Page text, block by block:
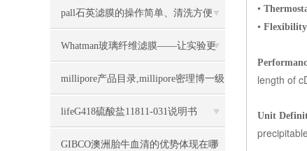
pall石英滤膜的操作简单、清洗方便
Whatman玻璃纤维滤膜——让实验更
加精确和高效
millipore产品目录,millipore密理博一级
代理商上海力敏
lifeG418硫酸盐11811-031说明书
GIBCO澳洲胎牛血清的优势体现在哪
•
• Flexibility
length of
Unit